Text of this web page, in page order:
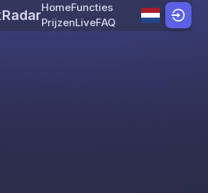
Skip to content
HomeFuncties
PrijzenLiveFAQ